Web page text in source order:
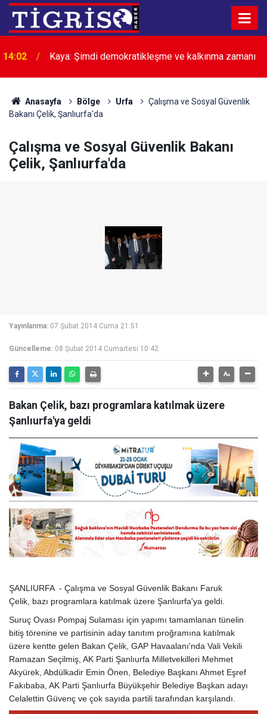
14:02 Kaya: Şimdi demokratikleşme ve kalkınma zamanı
Anasayfa Bölge Urfa
Çalışma ve Sosyal Güvenlik
Bakanı Çelik, Şanlıurfa'da
Çalışma ve Sosyal Güvenlik Bakanı
Çelik, Şanlıurfa'da
Yayınlanma: 07 Şubat 2014 Cuma 21:51
Güncelleme: 08 Şubat 2014 Cumartesi 10:42
Bakan Çelik, bazı programlara katılmak üzere
Şanlıurfa'ya geldi
ŞANLIURFA - Çalışma ve Sosyal Güvenlik Bakanı Faruk
Çelik, bazı programlara katılmak üzere Şanlıurfa'ya geldi.
Suruç Ovası Pompaj Sulaması için yapımı tamamlanan tünelin
bitiş törenine ve partisinin aday tanıtım proğramına katılmak
üzere kentte gelen Bakan Çelik, GAP Havaalanı'nda Vali Vekili
Ramazan Seçilmiş, AK Parti Şanlıurfa Milletvekilleri Mehmet
Akyürek, Abdülkadir Emin Önen, Belediye Başkanı Ahmet Eşref
Fakıbaba, AK Parti Şanlıurfa Büyükşehir Belediye Başkan adayı
Celalettin Güvenç ve çok sayıda partili tarafından karşılandı.